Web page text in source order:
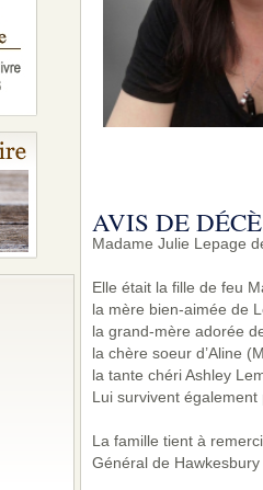
AVIS DE
Madame Julie Lepage
Elle était la fille de feu
la mère bien-aimée de
la grand-mère adorée
la chère soeur d’Aline
la tante chéri Ashley
Lui survivent
La famille tient à
Général de